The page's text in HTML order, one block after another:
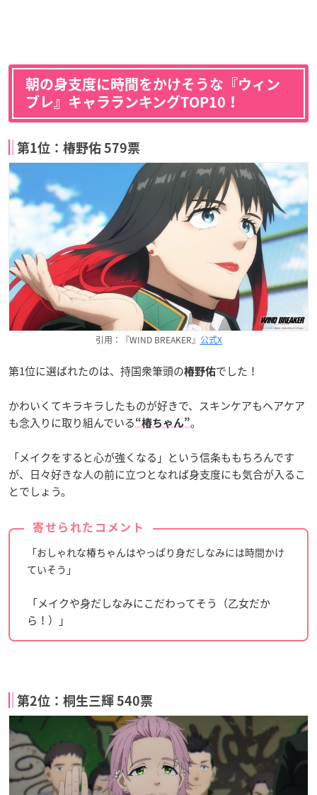
朝の身支度に時間をかけそうな『ウィン
ブレ』キャラランキングTOP10！
第1位：椿野佑 579票
引用：『WIND BREAKER』 公式X
第1位に選ばれたのは、持国衆筆頭の椿野佑でした！
かわいくてキラキラしたものが好きで、スキンケアもヘアケア
も念入りに取り組んでいる “椿ちゃん”。
「メイクをすると心が強くなる」という信条ももちろんです
が、日々好きな人の前に立つとなれば身支度にも気合が入るこ
とでしょう。
寄せられたコメント
「おしゃれな椿ちゃんはやっぱり身だしなみには時間かけ
ていそう」
「メイクや身だしなみにこだわってそう（乙女だか
ら！）」
第2位：桐生三輝 540票